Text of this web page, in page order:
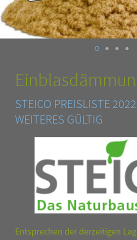
STEICO PREISLISTE
WEITERES GÜLTIG
Entsprechen der derzeitigen